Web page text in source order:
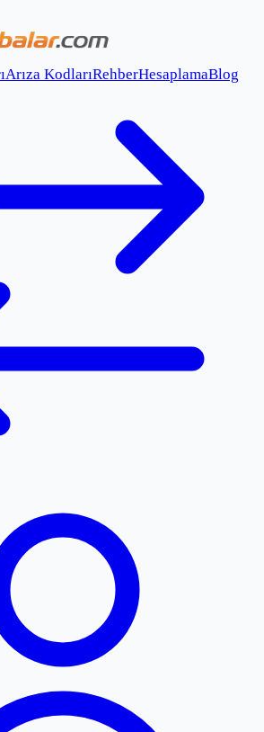
Arıza KodlarıRehberHesaplamaBlog